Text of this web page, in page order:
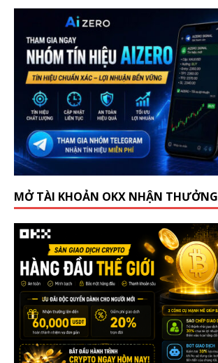
MỞ TÀI KHOẢN OKX NHẬN THƯỞNG